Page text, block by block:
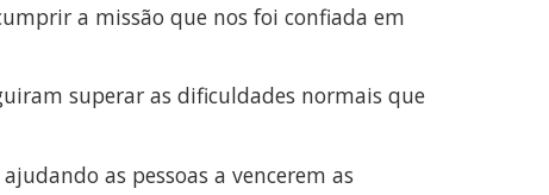
a missão que nos foi confiada em
superar as dificuldades normais que
as pessoas a vencerem as